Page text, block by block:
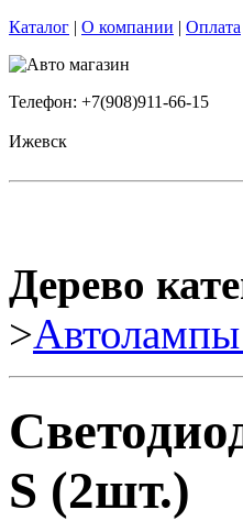
Каталог | О компании | Оплата
Телефон: +7(908)911-66-15
Ижевск
Дерево
>
S (2шт.)